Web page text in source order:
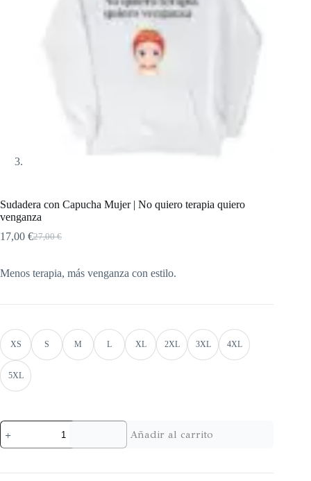
Sudadera con Capucha Mujer | No quiero terapia quiero
venganza
27,00€
17,00 €
Menos terapia, más venganza con estilo.
XS S M L XL 2XL 3XL 4XL
5XL
Añadir al carrito